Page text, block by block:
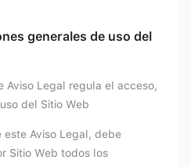
generales de uso del
Aviso Legal regula el acceso,
del Sitio Web
este Aviso Legal, debe
Sitio Web todos los